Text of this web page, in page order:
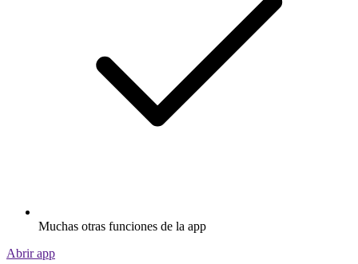
Muchas otras funciones de la app
Abrir app